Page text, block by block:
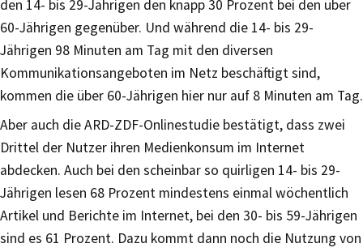
den 14- bis 29-Jährigen den knapp 30 Prozent bei den über
60-Jährigen gegenüber. Und während die 14- bis 29-
Jährigen 98 Minuten am Tag mit den diversen
Kommunikationsangeboten im Netz beschäftigt sind,
kommen die über 60-Jährigen hier nur auf 8 Minuten am Tag.
Aber auch die ARD-ZDF-Onlinestudie bestätigt, dass zwei
Drittel der Nutzer ihren Medienkonsum im Internet
abdecken. Auch bei den scheinbar so quirligen 14- bis 29-
Jährigen lesen 68 Prozent mindestens einmal wöchentlich
Artikel und Berichte im Internet, bei den 30- bis 59-Jährigen
sind es 61 Prozent. Dazu kommt dann noch die Nutzung von